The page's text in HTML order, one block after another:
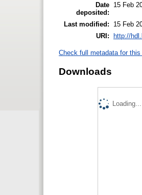
Date
deposited:
15 Feb
Last modified:
15 Feb
URI:
http://
Check full metadata for this
Downloads
Loading...